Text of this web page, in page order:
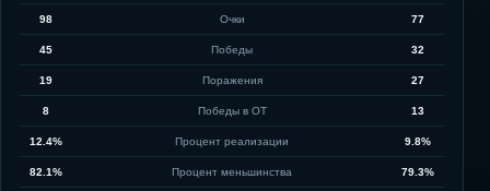
98 Очки 77
45 Победы 32
19 Поражения 27
8 Победы в ОТ 13
12.4% Процент реализации 9.8%
82.1% Процент меньшинства 79.3%